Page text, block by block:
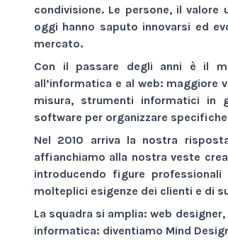
condivisione. Le persone, il
oggi hanno saputo innovarsi ed
mercato.
Con il passare degli anni è il
all’informatica e al web: maggiore
misura, strumenti informatici in
software per organizzare
Nel 2010 arriva la nostra
affianchiamo alla nostra veste
introducendo figure
molteplici esigenze dei clienti e di
La squadra si amplia: web
informatica: diventiamo Mind